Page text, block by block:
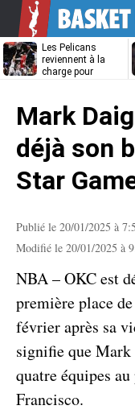
Les Pelicans
reviennent à la
charge pour
Unibet
Mark
déjà son
Star
Publié le 20/01/2025 à
Modifié le 20/01/2025 à
NBA – OKC est
première place
février après sa
signifie que Mark
quatre équipes
Francisco.